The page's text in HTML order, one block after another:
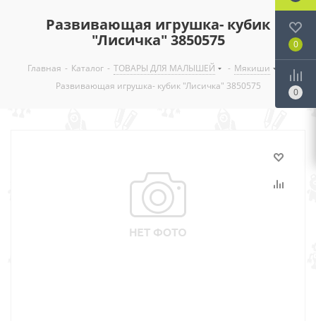
Развивающая игрушка- кубик
"Лисичка" 3850575
Главная - Каталог - ТОВАРЫ ДЛЯ МАЛЫШЕЙ - Мякиши
Развивающая игрушка- кубик "Лисичка" 3850575
0
0